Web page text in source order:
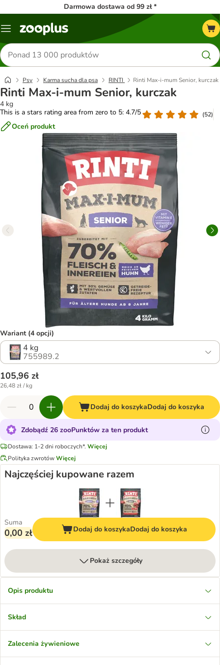
Darmowa dostawa od 99 zł *
Menu
Szukaj
produktów
Psy Karma sucha dla psa RINTI Rinti Max-i-mum Senior, kurczak
Rinti Max-i-mum Senior, kurczak
4 kg
This is a stars rating area from zero to 5: 4.7/5
(52)
Oceń produkt
Wariant (4 opcji)
4 kg
755989.2
105,96 zł
26,48 zł / kg
Dodaj do koszykaDodaj do koszyka
Zdobądź 26 zooPunktów za ten produkt
Dostawa: 1-2 dni roboczych*. Więcej
Polityka zwrotówWięcej
Najczęściej kupowane razem
Suma
0,00 zł Dodaj do koszykaDodaj do koszyka
Pokaż szczegóły
Opis produktu
Skład
Zalecenia żywieniowe